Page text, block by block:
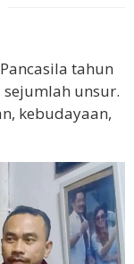
tahun
unsur.
kebudayaan,